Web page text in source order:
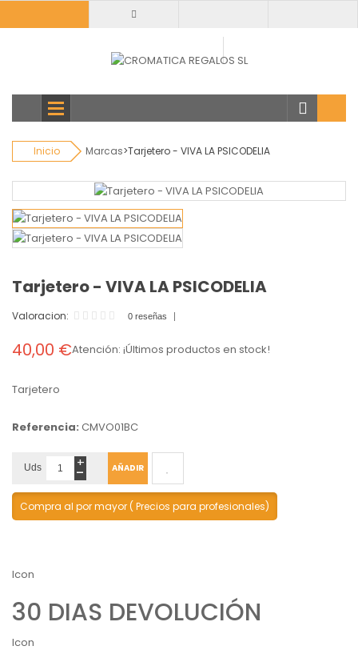
categorias
Inicio Marcas>Tarjetero - VIVA LA PSICODELIA
Tarjetero - VIVA LA PSICODELIA
Valoracion: 0 reseñas
40,00 €Atención: ¡Últimos productos en stock!
Tarjetero
Referencia: CMVO01BC
Uds +
- AÑADIR
Compra al por mayor ( Precios para profesionales)
Icon
30 DIAS DEVOLUCIÓN
Icon